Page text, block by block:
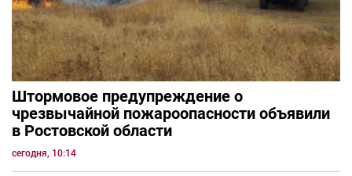
Штормовое предупреждение о
чрезвычайной пожароопасности объявили
в Ростовской области
сегодня, 10:14